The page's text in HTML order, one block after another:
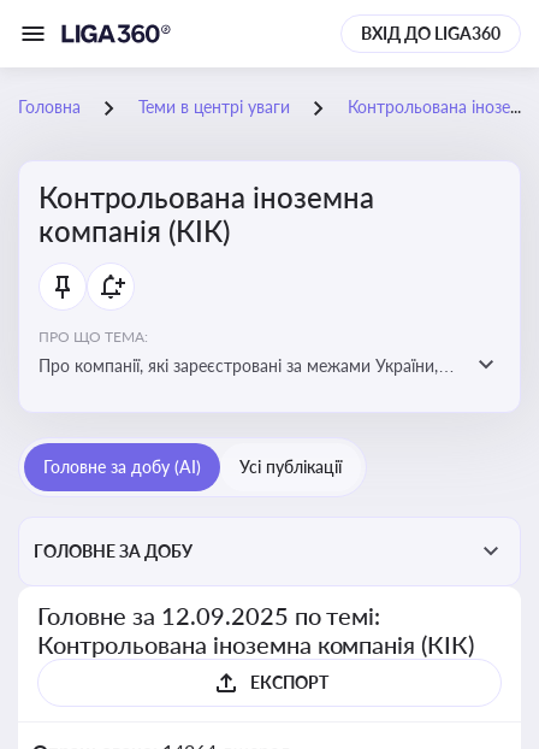
ВХІД ДО LIGA360
Головна Теми в центрі уваги Контрольована іноземна компанія (КІК)
Контрольована іноземна
компанія (КІК)
ПРО ЩО ТЕМА:
Про компанії, які зареєстровані за межами України,
органами України щодо своїх доходів і витрат
Головне за добу (AI) Усі публікації
ГОЛОВНЕ ЗА ДОБУ
Головне за 12.09.2025 по темі:
Контрольована іноземна компанія (КІК)
ЕКСПОРТ